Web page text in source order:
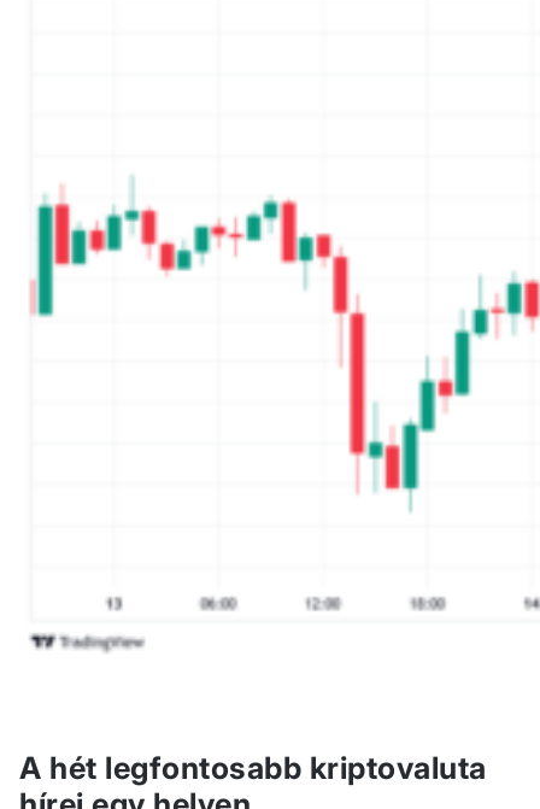
A hét legfontosabb kriptovaluta